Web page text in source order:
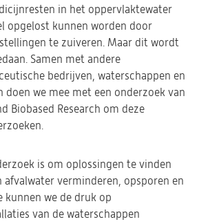
in het oppervlaktewater
opgelost kunnen worden door
te zuiveren. Maar dit wordt
Samen met andere
bedrijven, waterschappen en
we mee met een onderzoek van
Biobased Research om deze
is om oplossingen te vinden
verminderen, opsporen en
kunnen we de druk op
van de waterschappen